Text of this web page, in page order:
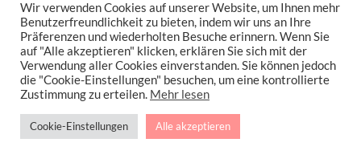
Ich kenne Ihre Seite seit über 2
Jahren. Mir vielen Rezepten und
Tipps von dieser und speziell von
der FacebookSeite habe ich
seinerzeit 15 Kilo abgenommen.
Leider habe ich durch Stress im
Wir verwenden Cookies auf unserer Website, um Ihnen mehr
Benutzerfreundlichkeit zu bieten, indem wir uns an Ihre
Präferenzen und wiederholten Besuche erinnern. Wenn Sie
auf "Alle akzeptieren" klicken, erklären Sie sich mit der
Verwendung aller Cookies einverstanden. Sie können jedoch
die "Cookie-Einstellungen" besuchen, um eine kontrollierte
Zustimmung zu erteilen. Mehr lesen
Cookie-Einstellungen Alle akzeptieren